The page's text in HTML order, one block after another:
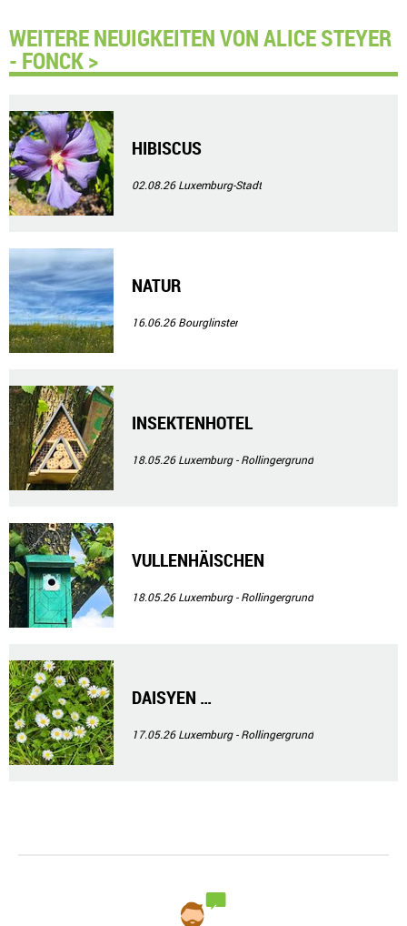
WEITERE NEUIGKEITEN VON ALICE STEYER
- FONCK >
HIBISCUS
02.08.26Luxemburg-Stadt
NATUR
16.06.26Bourglinster
INSEKTENHOTEL
18.05.26Luxemburg - Rollingergrund
VULLENHÄISCHEN
18.05.26Luxemburg - Rollingergrund
DAISYEN …
17.05.26Luxemburg - Rollingergrund